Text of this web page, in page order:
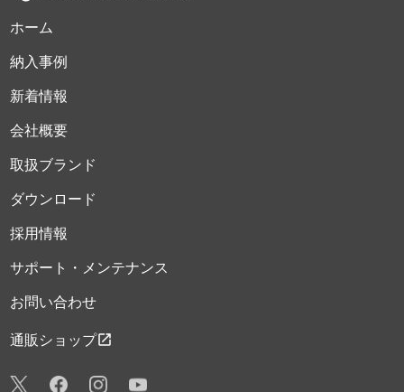
ホーム
納入事例
新着情報
会社概要
取扱ブランド
ダウンロード
採用情報
サポート・メンテナンス
お問い合わせ
通販ショップopen_in_new